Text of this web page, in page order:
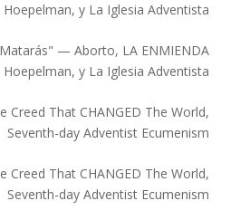
Hoepelman, y La Iglesia Adventista
— Aborto, LA ENMIENDA
Hoepelman, y La Iglesia Adventista
Creed That CHANGED The World,
Seventh-day Adventist Ecumenism
Creed That CHANGED The World,
Seventh-day Adventist Ecumenism